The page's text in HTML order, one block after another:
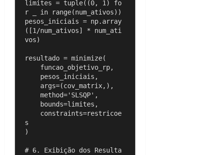
limites = tuple((0, 1) fo
r _ in range(num_ativos))
pesos_iniciais = np.array
([1/num_ativos] * num_ati
vos)
resultado = minimize(
s
)
# 6. Exibição dos Resulta